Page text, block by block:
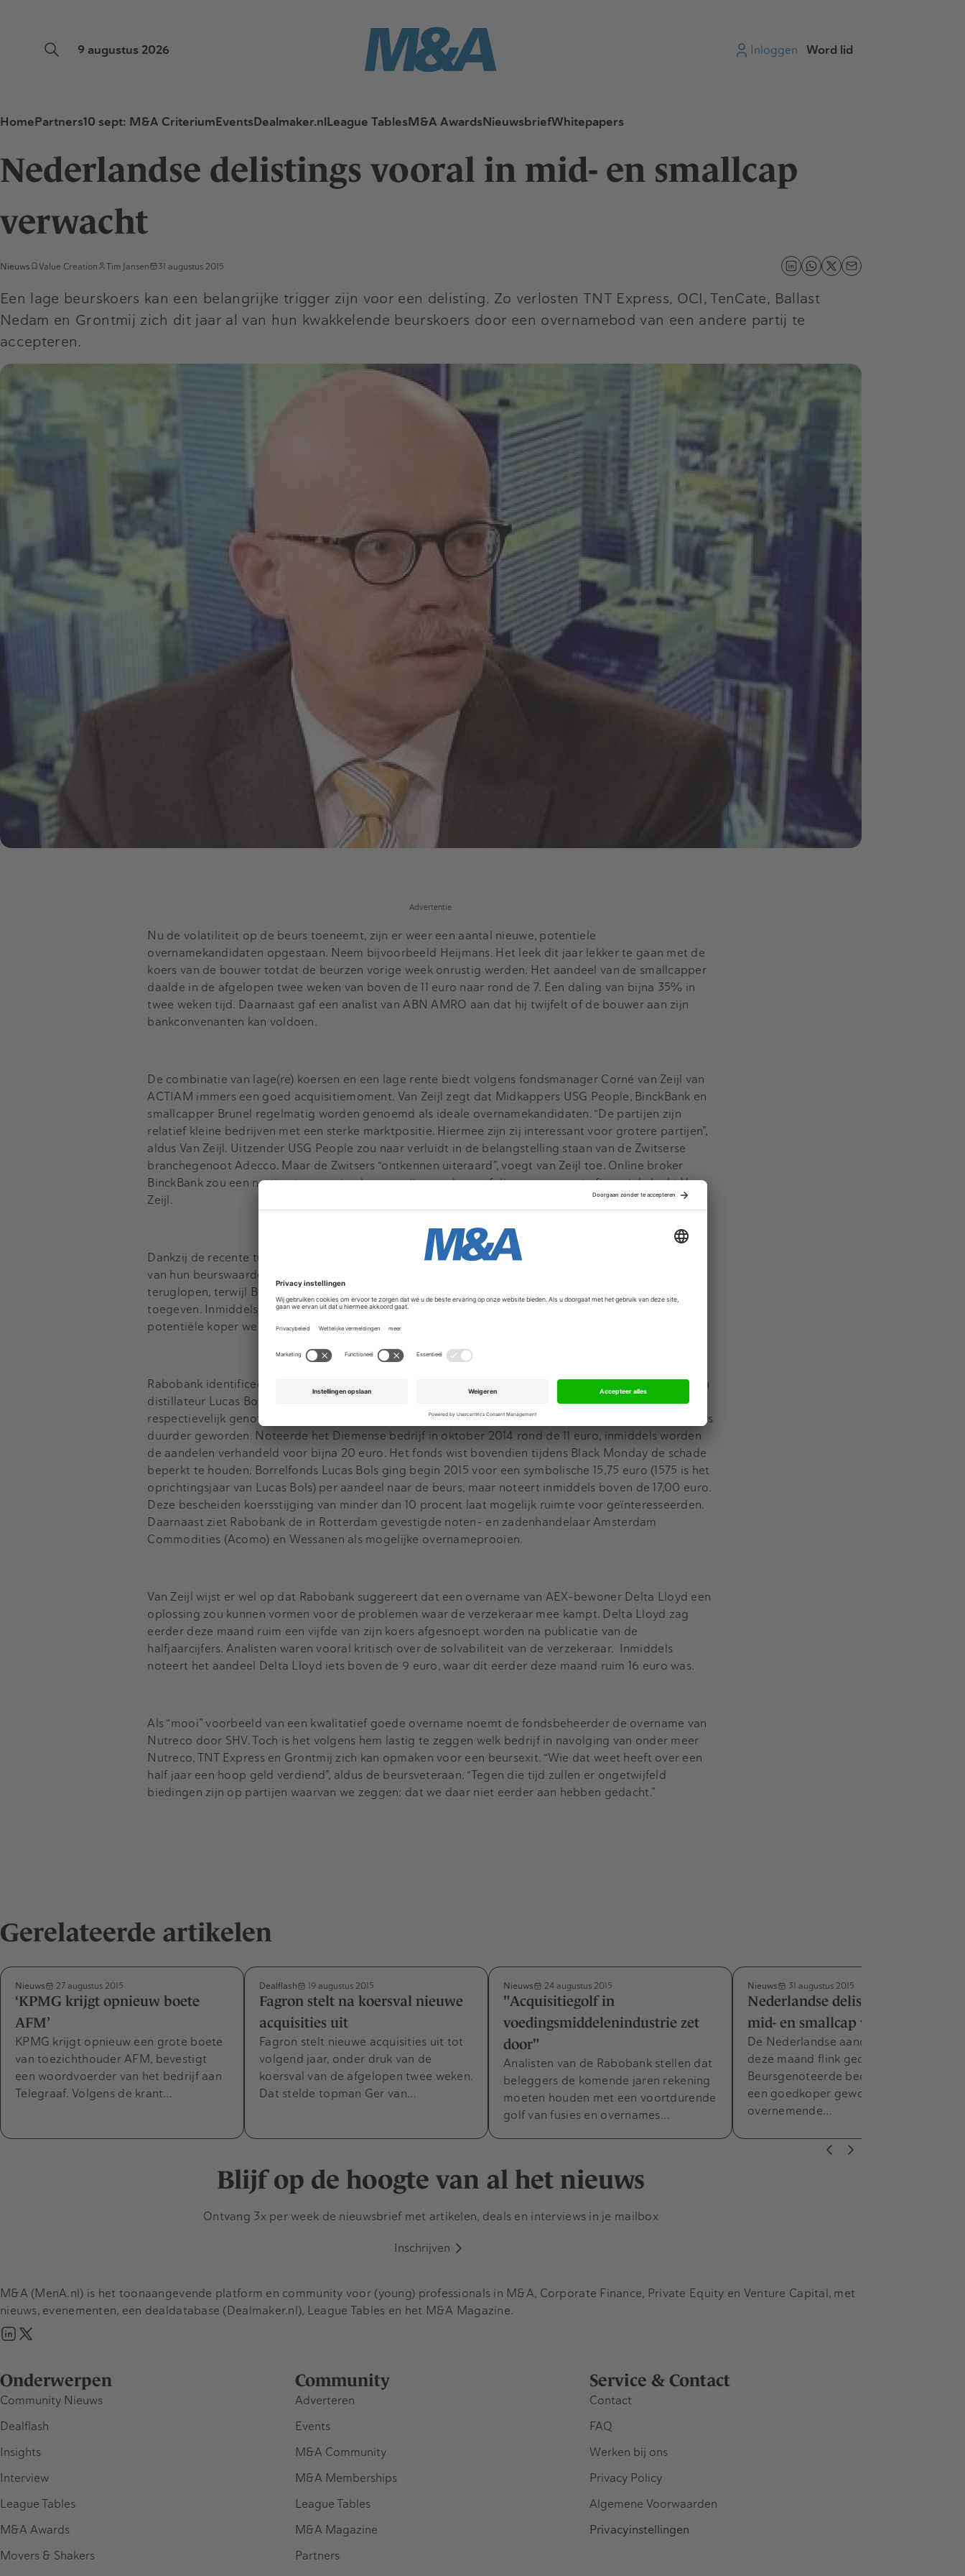
9 augustus 2026 Inloggen Word lid
HomePartners10 sept: M&A CriteriumEventsDealmaker.nlLeague TablesM&A AwardsNieuwsbriefWhitepapers
Nederlandse delistings vooral in mid- en smallcap
verwacht
Nieuws Value Creation Tim Jansen 31 augustus 2015
Een lage beurskoers kan een belangrijke trigger zijn voor een delisting. Zo verlosten TNT Express, OCI, TenCate, Ballast
Nedam en Grontmij zich dit jaar al van hun kwakkelende beurskoers door een overnamebod van een andere partij te
accepteren.
Advertentie
Nu de volatiliteit op de beurs toeneemt, zijn er weer een aantal nieuwe, potentiele
overnamekandidaten opgestaan. Neem bijvoorbeeld Heijmans. Het leek dit jaar lekker te gaan met de
koers van de bouwer totdat de beurzen vorige week onrustig werden. Het aandeel van de smallcapper
daalde in de afgelopen twee weken van boven de 11 euro naar rond de 7. Een daling van bijna 35% in
twee weken tijd. Daarnaast gaf een analist van ABN AMRO aan dat hij twijfelt of de bouwer aan zijn
bankconvenanten kan voldoen.
De combinatie van lage(re) koersen en een lage rente biedt volgens fondsmanager Corné van Zeijl van
ACTIAM immers een goed acquisitiemoment. Van Zeijl zegt dat Midkappers USG People, BinckBank en
smallcapper Brunel regelmatig worden genoemd als ideale overnamekandidaten. “De partijen zijn
relatief kleine bedrijven met een sterke marktpositie. Hiermee zijn zij interessant voor grotere partijen”,
aldus Van Zeijl. Uitzender USG People zou naar verluidt in de belangstelling staan van de Zwitserse
branchegenoot Adecco. Maar de Zwitsers “ontkennen uiteraard”, voegt van Zeijl toe. Online broker
BinckBank zou een nuttige toevoeging kunnen zijn aan de portfolio van een grote financial, denkt Van
Zeijl.
Dankzij de recente turbulentie op de aandelenmarkten verloren de bovengenoemde fondsen een deel
van hun beurswaarde. USG People zag zijn koers sinds begin augustus met iets meer dan 10 procent
teruglopen, terwijl Brunel en BinckBank in de eerste drie weken van augustus bijna 20 procent moest
toegeven. Inmiddels lijken de fondsen zich enigszins te herstellen van Black Monday, waardoor een
potentiële koper weer iets dieper in de buidel moet tasten.
Rabobank identificeerde in een vorige week gepubliceerd sectorrapport melkzuurspecialist Corbion en
distillateur Lucas Bols als kandidaten voor een overname door een grotere speler. De fondsen zijn
respectievelijk genoteerd aan de AMX en AScX. Het aandeel Corbion is in het afgelopen jaar echter fors
duurder geworden. Noteerde het Diemense bedrijf in oktober 2014 rond de 11 euro, inmiddels worden
de aandelen verhandeld voor bijna 20 euro. Het fonds wist bovendien tijdens Black Monday de schade
beperkt te houden. Borrelfonds Lucas Bols ging begin 2015 voor een symbolische 15,75 euro (1575 is het
oprichtingsjaar van Lucas Bols) per aandeel naar de beurs, maar noteert inmiddels boven de 17,00 euro.
Deze bescheiden koersstijging van minder dan 10 procent laat mogelijk ruimte voor geïnteresseerden.
Daarnaast ziet Rabobank de in Rotterdam gevestigde noten- en zadenhandelaar Amsterdam
Commodities (Acomo) en Wessanen als mogelijke overnameprooien.
Van Zeijl wijst er wel op dat Rabobank suggereert dat een overname van AEX-bewoner Delta Lloyd een
oplossing zou kunnen vormen voor de problemen waar de verzekeraar mee kampt. Delta Lloyd zag
eerder deze maand ruim een vijfde van zijn koers afgesnoept worden na publicatie van de
halfjaarcijfers. Analisten waren vooral kritisch over de solvabiliteit van de verzekeraar. Inmiddels
noteert het aandeel Delta Lloyd iets boven de 9 euro, waar dit eerder deze maand ruim 16 euro was.
Als “mooi” voorbeeld van een kwalitatief goede overname noemt de fondsbeheerder de overname van
Nutreco door SHV. Toch is het volgens hem lastig te zeggen welk bedrijf in navolging van onder meer
Nutreco, TNT Express en Grontmij zich kan opmaken voor een beursexit. “Wie dat weet heeft over een
half jaar een hoop geld verdiend”, aldus de beursveteraan. “Tegen die tijd zullen er ongetwijfeld
biedingen zijn op partijen waarvan we zeggen: dat we daar niet eerder aan hebben gedacht.”
Gerelateerde artikelen
Nieuws 27 augustus 2015
‘KPMG krijgt opnieuw boete
AFM’
KPMG krijgt opnieuw een grote boete
van toezichthouder AFM, bevestigt
een woordvoerder van het bedrijf aan
Telegraaf. Volgens de krant…
Dealflash 19 augustus 2015
Fagron stelt na koersval nieuwe
acquisities uit
Fagron stelt nieuwe acquisities uit tot
volgend jaar, onder druk van de
koersval van de afgelopen twee weken.
Dat stelde topman Ger van…
Nieuws 24 augustus 2015
"Acquisitiegolf in
voedingsmiddelenindustrie zet
door"
Analisten van de Rabobank stellen dat
beleggers de komende jaren rekening
moeten houden met een voortdurende
golf van fusies en overnames…
Nieuws 31 augustus 2015
Nederlandse delistings vooral in
mid- en smallcap verwacht
De Nederlandse aandelenmarkt is
deze maand flink gedaald.
Beursgenoteerde bedrijven zijn dus
een goedkoper geworden voor
overnemende…
Blijf op de hoogte van al het nieuws
Ontvang 3x per week de nieuwsbrief met artikelen, deals en interviews in je mailbox
Inschrijven
Onderwerpen
Community Nieuws
Dealflash
Insights
Interview
League Tables
M&A Awards
Movers & Shakers
Community
Adverteren
Events
M&A Community
M&A Memberships
League Tables
M&A Magazine
Partners
Service & Contact
Contact
FAQ
Werken bij ons
Privacy Policy
Algemene Voorwaarden
Privacyinstellingen
M&A (MenA.nl) is het toonaangevende platform en community voor (young) professionals in M&A, Corporate Finance, Private Equity en Venture Capital, met
nieuws, evenementen, een dealdatabase (Dealmaker.nl), League Tables en het M&A Magazine.